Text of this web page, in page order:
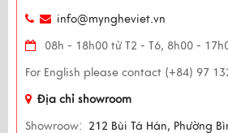
info@myngheviet.vn
08h - 18h00 từ T2 - T6, 8h00 -
For English please contact (+84) 97
Địa chỉ showroom
Showroow: 212 Bùi Tá Hán, Phường